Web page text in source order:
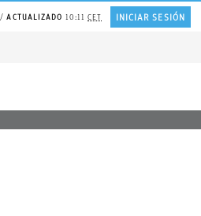
ACTUALIZADO 10:11CET INICIAR SESIÓN